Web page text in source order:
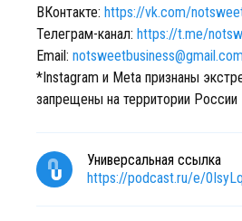
ВКонтакте: https://vk.com/
Телеграм-канал: https://t.me/
Email: notsweetbusiness@gmail.com
*Instagram и Meta признаны
запрещены на территории России
Универсальная ссылка
https://podcast.ru/e/